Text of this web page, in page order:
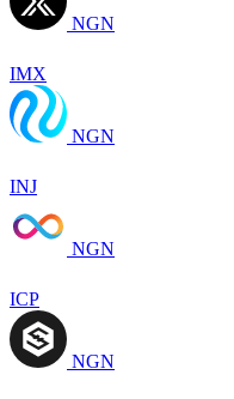
NGN
IMX
NGN
INJ
NGN
ICP
NGN